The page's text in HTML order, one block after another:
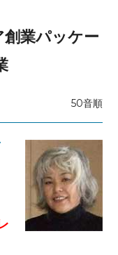
業パッケー
50音順